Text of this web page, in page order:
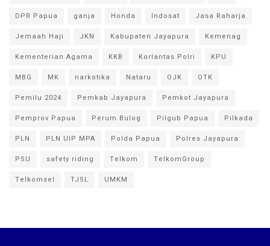
DPR Papua
ganja Honda Indosat
Jasa Raharja
Jemaah Haji
JKN Kabupaten Jayapura
Kemenag
Kementerian Agama
KKB Korlantas Polri
KPU
MBG
MK narkotika Nataru OJK
OTK
Pemilu 2024
Pemkab Jayapura
Pemkot Jayapura
Pemprov Papua
Perum Bulog Pilgub Papua
Pilkada
PLN
PLN UIP MPA Polda Papua
Polres Jayapura
PSU
safety riding Telkom
TelkomGroup
Telkomsel
TJSL UMKM